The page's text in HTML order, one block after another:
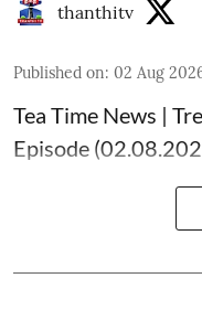
thanthitv
Published on: 02 Aug
Tea Time News |
Episode